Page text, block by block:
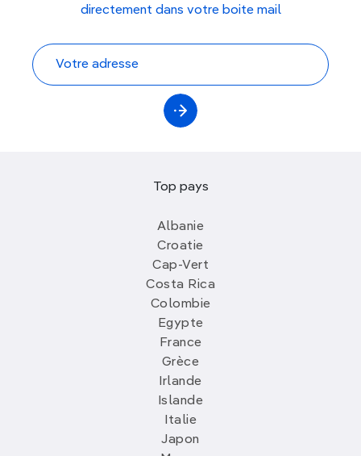
directement dans votre boite mail
Top pays
Albanie
Croatie
Cap-Vert
Costa Rica
Colombie
Egypte
France
Grèce
Irlande
Islande
Italie
Japon